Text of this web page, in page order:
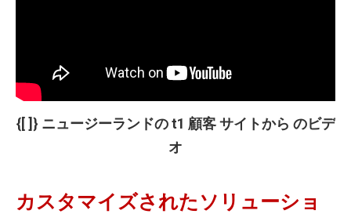
{[ ]} ニュージーランドのt1 顧客サイトから のビデ
オ
カスタマイズされたソリューショ